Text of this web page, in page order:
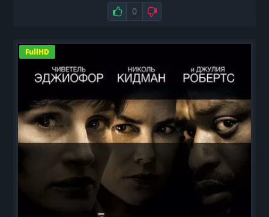
Нравится
0 Не нравится
FullHD